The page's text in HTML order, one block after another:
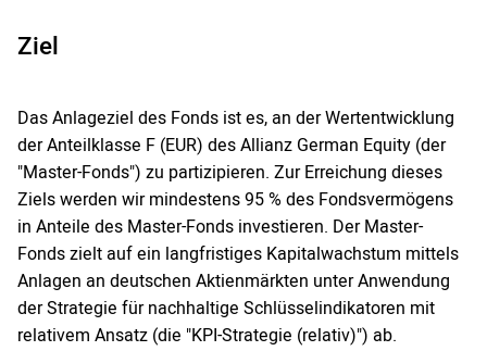
Ziel
Das Anlageziel des Fonds ist es, an der Wertentwicklung
der Anteilklasse F (EUR) des Allianz German Equity (der
"Master-Fonds") zu partizipieren. Zur Erreichung dieses
Ziels werden wir mindestens 95 % des Fondsvermögens
in Anteile des Master-Fonds investieren. Der Master-
Fonds zielt auf ein langfristiges Kapitalwachstum mittels
Anlagen an deutschen Aktienmärkten unter Anwendung
der Strategie für nachhaltige Schlüsselindikatoren mit
relativem Ansatz (die "KPI-Strategie (relativ)") ab.